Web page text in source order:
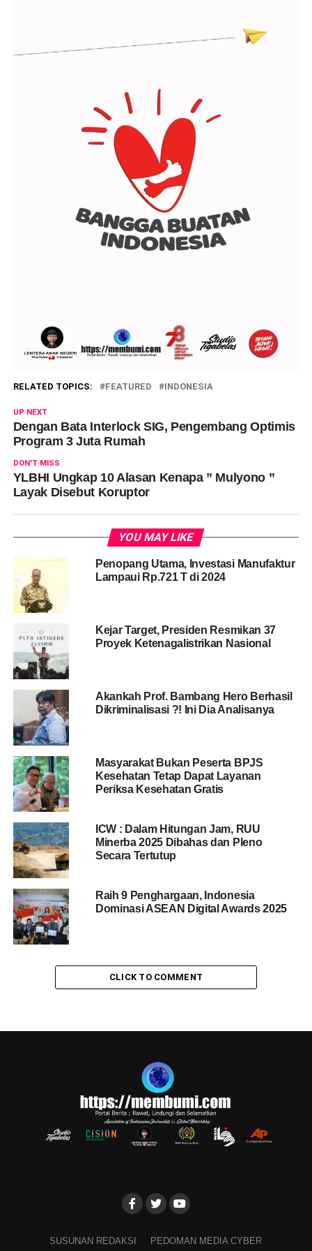
RELATED TOPICS: FEATURED INDONESIA
UP NEXT
Dengan Bata Interlock SIG, Pengembang Optimis
Program 3 Juta Rumah
DON'T MISS
YLBHI Ungkap 10 Alasan Kenapa ” Mulyono ”
Layak Disebut Koruptor
YOU MAY LIKE
Penopang Utama, Investasi Manufaktur
Lampaui Rp.721 T di 2024
Kejar Target, Presiden Resmikan 37
Proyek Ketenagalistrikan Nasional
Akankah Prof. Bambang Hero Berhasil
Dikriminalisasi ?! Ini Dia Analisanya
Masyarakat Bukan Peserta BPJS
Kesehatan Tetap Dapat Layanan
Periksa Kesehatan Gratis
ICW : Dalam Hitungan Jam, RUU
Minerba 2025 Dibahas dan Pleno
Secara Tertutup
Raih 9 Penghargaan, Indonesia
Dominasi ASEAN Digital Awards 2025
CLICK TO COMMENT
SUSUNAN REDAKSI PEDOMAN MEDIA CYBER